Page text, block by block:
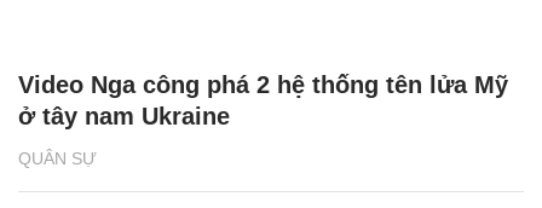
QUÂN SỰ
Video Nga công phá 2 hệ thống tên lửa Mỹ
ở tây nam Ukraine